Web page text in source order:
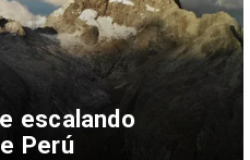
escalando
Perú